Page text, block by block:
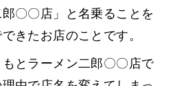
〇〇店」と名乗ることを
きたお店のことです。
もとラーメン二郎〇〇店で